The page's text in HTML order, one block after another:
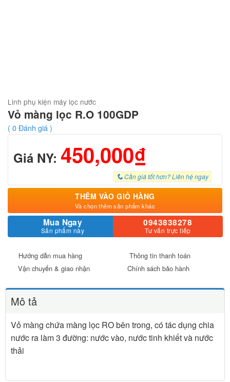
Linh phụ kiện máy lọc nước
Vỏ màng lọc R.O 100GDP
( 0Đánh giá )
Giá NY: 450,000₫
Cần giá tốt hơn? Liên hệ ngay
THÊM VÀO GIỎ HÀNG
Và chọn thêm sản phẩm khác
Mua Ngay
Sản phẩm này
0943838278
Tư vấn trực tiếp
Hướng dẫn mua hàng
Thông tin thanh toán
Vận chuyển & giao nhận
Chính sách bảo hành
Mô tả
Vỏ màng chứa màng lọc RO bên trong, có tác dụng chia
nước ra làm 3 đường: nước vào, nước tinh khiết và nước
thải